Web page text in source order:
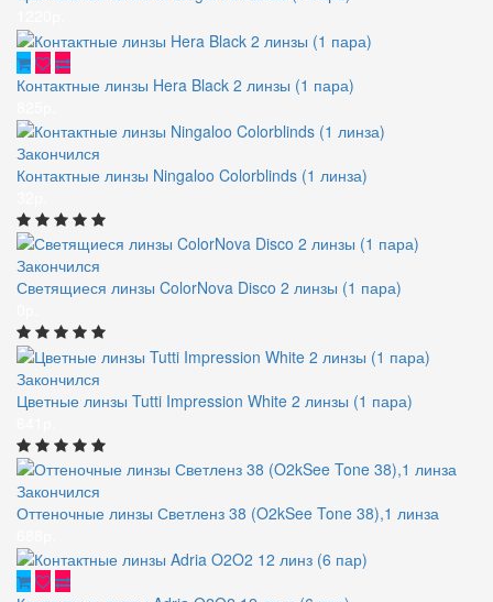
Контактные линзы Hera Black 2 линзы (1 пара)
Закончился
Контактные линзы Ningaloo Colorblinds (1 линза)
Закончился
Светящиеся линзы ColorNova Disco 2 линзы (1 пара)
Закончился
Цветные линзы Tutti Impression White 2 линзы (1 пара)
Закончился
Оттеночные линзы Светленз 38 (O2kSee Tone 38),1 линза